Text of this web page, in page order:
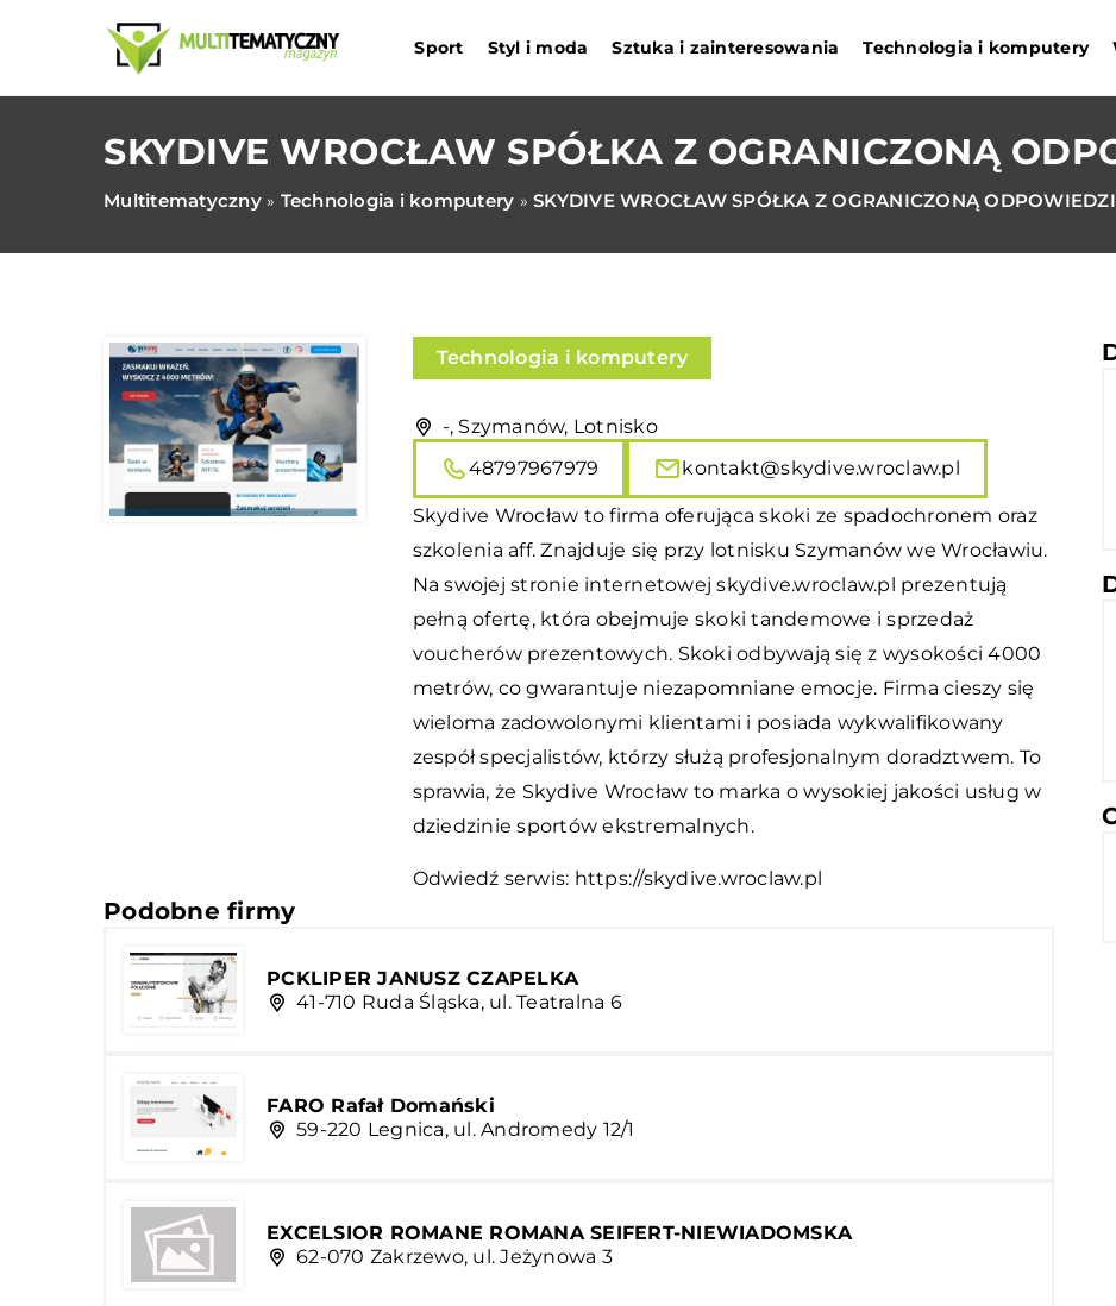
Sport Styl i moda Sztuka i zainteresowania Technologia i komputery
SKYDIVE WROCŁAW SPÓŁKA Z OGRANICZONĄ
Multitematyczny» Technologia i komputery » SKYDIVE WROCŁAW SPÓŁKA Z OGRANICZONĄ
Technologia i komputery
-, Szymanów, Lotnisko
48797967979
kontakt@skydive.wroclaw.pl
Skydive Wrocław to firma oferująca skoki ze spadochronem oraz
szkolenia aff. Znajduje się przy lotnisku Szymanów we Wrocławiu.
Na swojej stronie internetowej skydive.wroclaw.pl prezentują
pełną ofertę, która obejmuje skoki tandemowe i sprzedaż
voucherów prezentowych. Skoki odbywają się z wysokości 4000
metrów, co gwarantuje niezapomniane emocje. Firma cieszy się
wieloma zadowolonymi klientami i posiada wykwalifikowany
zespół specjalistów, którzy służą profesjonalnym doradztwem. To
sprawia, że Skydive Wrocław to marka o wysokiej jakości usług w
dziedzinie sportów ekstremalnych.
Odwiedź serwis: https://skydive.wroclaw.pl
Podobne firmy
PCKLIPER JANUSZ CZAPELKA
41-710 Ruda Śląska, ul. Teatralna 6
FARO Rafał Domański
59-220 Legnica, ul. Andromedy 12/1
EXCELSIOR ROMANE ROMANA SEIFERT-NIEWIADOMSKA
62-070 Zakrzewo, ul. Jeżynowa 3